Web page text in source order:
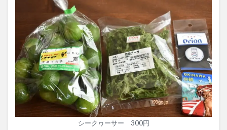
シークヮーサー 300円